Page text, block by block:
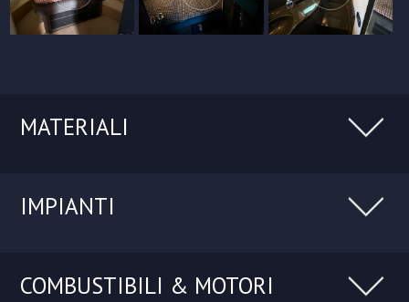
MATERIALI
IMPIANTI
COMBUSTIBILI & MOTORI